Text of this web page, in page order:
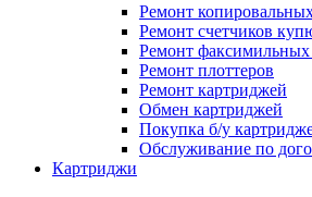
Ремонт
Ремонт счетчиков
Ремонт факсимильных
Ремонт плоттеров
Ремонт картриджей
Обмен картриджей
Покупка б/у
Обслуживание по
Картриджи